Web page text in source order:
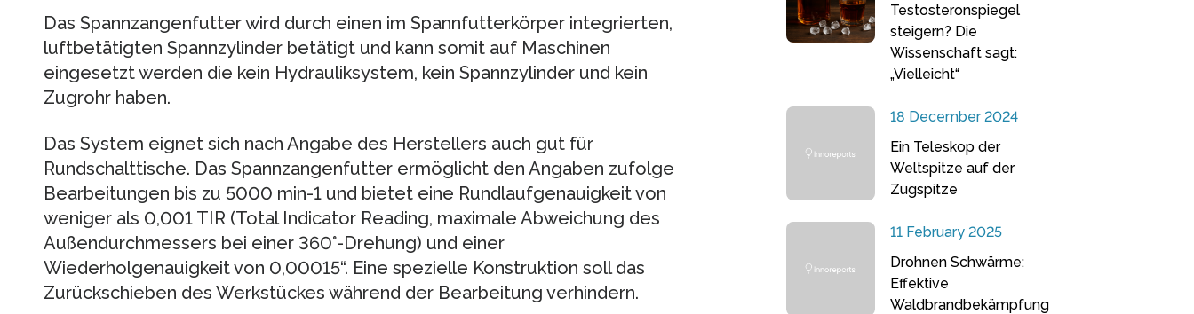
Das Spannzangenfutter wird durch einen im Spannfutterkörper integrierten,
luftbetätigten Spannzylinder betätigt und kann somit auf Maschinen
eingesetzt werden die kein Hydrauliksystem, kein Spannzylinder und kein
Zugrohr haben.
Das System eignet sich nach Angabe des Herstellers auch gut für
Rundschalttische. Das Spannzangenfutter ermöglicht den Angaben zufolge
Bearbeitungen bis zu 5000 min-1 und bietet eine Rundlaufgenauigkeit von
weniger als 0,001 TIR (Total Indicator Reading, maximale Abweichung des
Außendurchmessers bei einer 360°-Drehung) und einer
Wiederholgenauigkeit von 0,00015“. Eine spezielle Konstruktion soll das
Zurückschieben des Werkstückes während der Bearbeitung verhindern.
Testosteronspiegel
steigern? Die
Wissenschaft sagt:
„Vielleicht“
18 December 2024
Ein Teleskop der
Weltspitze auf der
Zugspitze
11 February 2025
Drohnen Schwärme:
Effektive
Waldbrandbekämpfung